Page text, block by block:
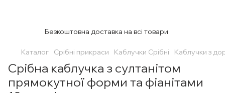
Безкоштовна доставка на всі товари
Каталог Срібні прикраси Каблучки Срібні Каблучки з
Срібна каблучка з султанітом
прямокутної форми та фіанітами